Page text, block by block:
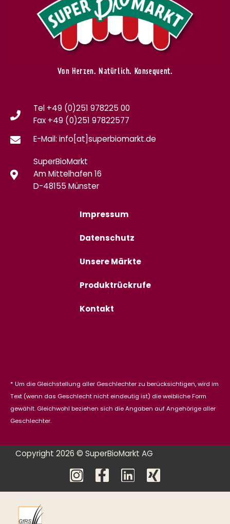
Von Herzen. Natürlich. Konsequent.
Tel +49 (0)251 978225 00
Fax +49 (0)251 97822577
E-Mail: info[at]superbiomarkt.de
SuperBioMarkt
Am Mittelhafen 16
D-48155 Münster
Impressum
Datenschutz
Unsere Märkte
Produktrückrufe
Kontakt
* Um die Gleichstellung aller Geschlechter zu berücksichtigen, wird im
Text (wenn das Geschlecht nicht eindeutig ist) die weibliche Form
gewählt. Gleichwohl beziehen sich die Angaben auf Angehörige aller
Geschlechter.
Copyright 2026 © SuperBioMarkt AG